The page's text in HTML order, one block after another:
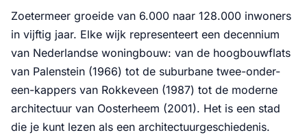
Zoetermeer groeide van 6.000 naar 128.000 inwoners
in vijftig jaar. Elke wijk representeert een decennium
van Nederlandse woningbouw: van de hoogbouwflats
van Palenstein (1966) tot de suburbane twee-onder-
een-kappers van Rokkeveen (1987) tot de moderne
architectuur van Oosterheem (2001). Het is een stad
die je kunt lezen als een architectuurgeschiedenis.